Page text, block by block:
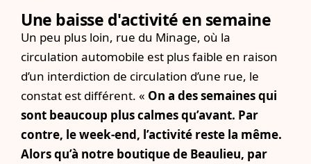
Une baisse d'activité en semaine
Un peu plus loin, rue du Minage, où la
circulation automobile est plus faible en raison
d’un interdiction de circulation d’une rue, le
constat est différent. « On a des semaines qui
sont beaucoup plus calmes qu’avant. Par
contre, le week-end, l’activité reste la même.
Alors qu’à notre boutique de Beaulieu, par